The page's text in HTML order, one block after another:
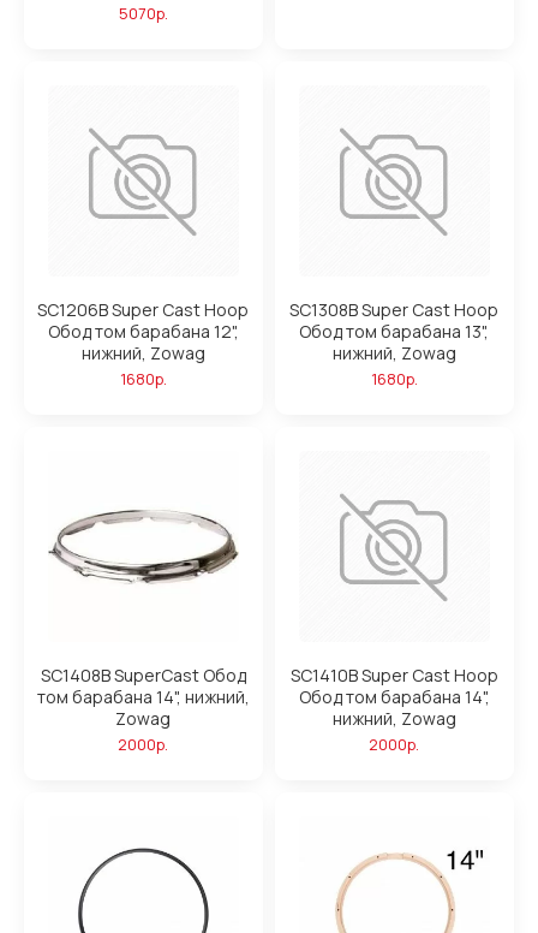
5070р.
SC1206B Super Cast Hoop
Обод том барабана 12",
нижний, Zowag
1680р.
SC1308B Super Cast Hoop
Обод том барабана 13",
нижний, Zowag
1680р.
SC1408B SuperCast Обод
том барабана 14", нижний,
Zowag
2000р.
SC1410B Super Cast Hoop
Обод том барабана 14",
нижний, Zowag
2000р.